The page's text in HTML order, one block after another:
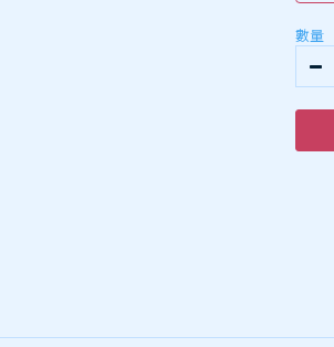
數量